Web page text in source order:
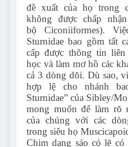
đề xuất của họ trong
không được chấp
bộ Ciconiiformes).
Sturnidae bao gồm tất
cấp được thông tin
học và làm mơ hồ các
cả 3 dòng dõi. Dù sao,
hợp lệ cho nhánh
Sturnidae” của Sibley/
mong muốn để làm rõ
của chúng với các
trong siêu họ
Chim dạng sáo có lẽ